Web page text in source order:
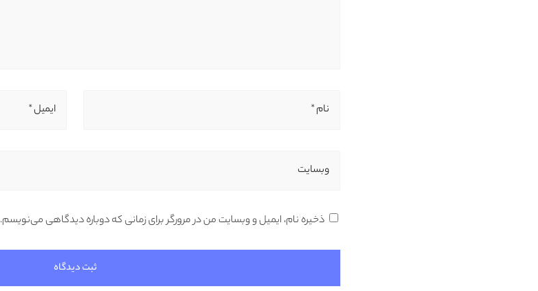
نام * ایمیل *
وبسایت
ذخیره نام، ایمیل و وبسایت من در مرورگر برای زمانی که دوباره دیدگاهی می‌نویسم.